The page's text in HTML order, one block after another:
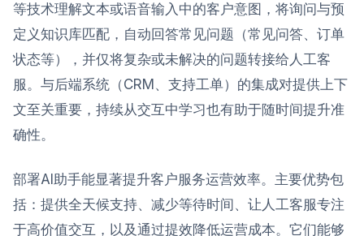
等技术理解文本或语音输入中的客户意图，将询问与预
定义知识库匹配，自动回答常见问题（常见问答、订单
状态等），并仅将复杂或未解决的问题转接给人工客
服。与后端系统（CRM、支持工单）的集成对提供上下
文至关重要，持续从交互中学习也有助于随时间提升准
确性。
部署AI助手能显著提升客户服务运营效率。主要优势包
括：提供全天候支持、减少等待时间、让人工客服专注
于高价值交互，以及通过提效降低运营成本。它们能够